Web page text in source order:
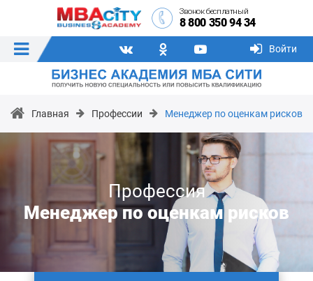
Звонок бесплатный
8 800 350 94 34
Войти
Главная Профессии Менеджер по оценкам рисков
Профессия
Менеджер по оценкам рисков